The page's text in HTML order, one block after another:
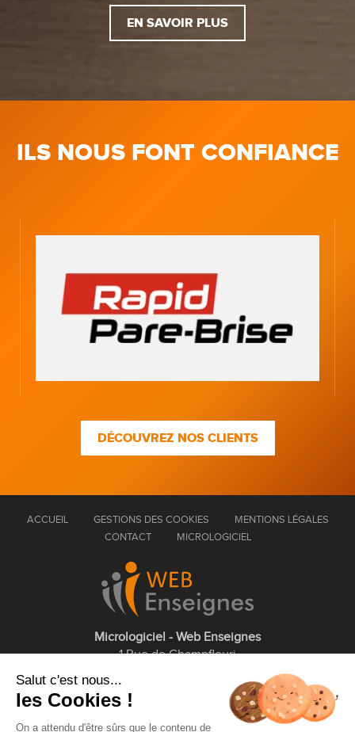
EN SAVOIR PLUS
ILS NOUS FONT CONFIANCE
DÉCOUVREZ NOS CLIENTS
ACCUEIL GESTIONS DES COOKIES
MENTIONS LÉGALES
CONTACT
MICROLOGICIEL
Micrologiciel - Web Enseignes
1 Rue de Champfleuri
01 75 43 63 60
Salut c'est nous...
les Cookies !
On a attendu d'être sûrs que le contenu de